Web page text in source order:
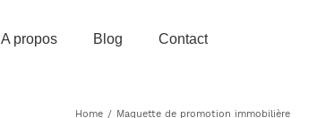
A propos Blog Contact
Home / Maquette de promotion immobilière